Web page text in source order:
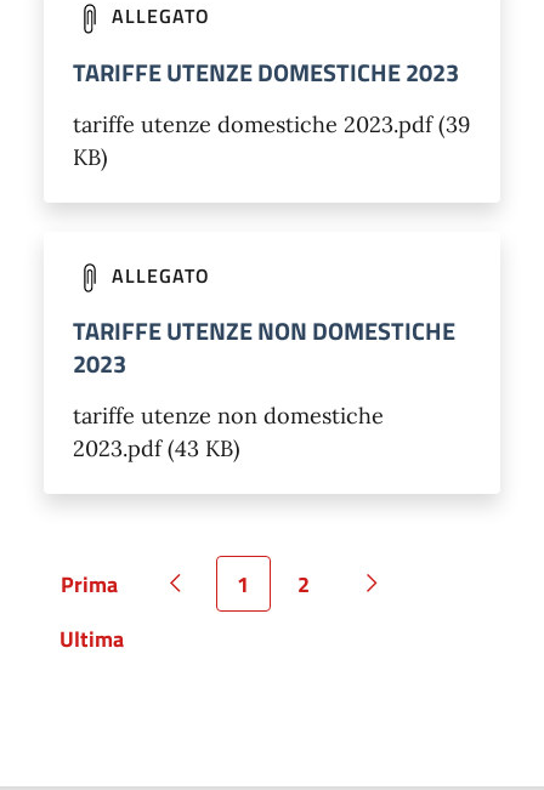
ALLEGATO
TARIFFE UTENZE DOMESTICHE 2023
tariffe utenze domestiche 2023.pdf (39
KB)
ALLEGATO
TARIFFE UTENZE NON DOMESTICHE
2023
tariffe utenze non domestiche
2023.pdf (43 KB)
Pagina
Prima Pagina precedente
Pagina
1 Pagina
2
Pagina successiva
Pagina
Ultima